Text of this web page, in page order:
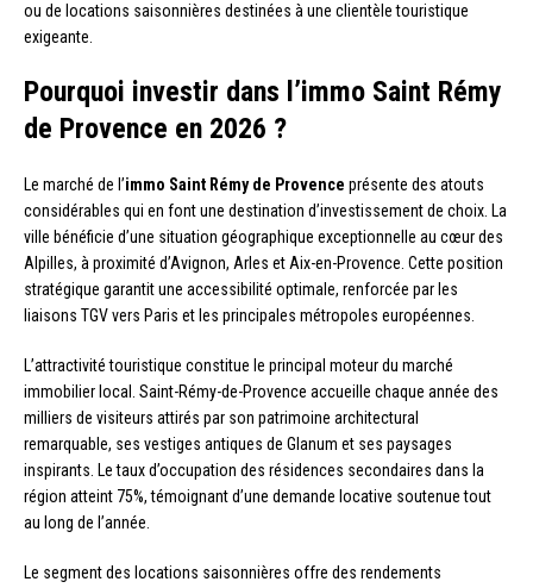
ou de locations saisonnières destinées à une clientèle touristique
exigeante.
Pourquoi investir dans l’immo Saint Rémy
de Provence en 2026 ?
Le marché de l’immo Saint Rémy de Provence présente des atouts
considérables qui en font une destination d’investissement de choix. La
ville bénéficie d’une situation géographique exceptionnelle au cœur des
Alpilles, à proximité d’Avignon, Arles et Aix-en-Provence. Cette position
stratégique garantit une accessibilité optimale, renforcée par les
liaisons TGV vers Paris et les principales métropoles européennes.
L’attractivité touristique constitue le principal moteur du marché
immobilier local. Saint-Rémy-de-Provence accueille chaque année des
milliers de visiteurs attirés par son patrimoine architectural
remarquable, ses vestiges antiques de Glanum et ses paysages
inspirants. Le taux d’occupation des résidences secondaires dans la
région atteint 75%, témoignant d’une demande locative soutenue tout
au long de l’année.
Le segment des locations saisonnières offre des rendements